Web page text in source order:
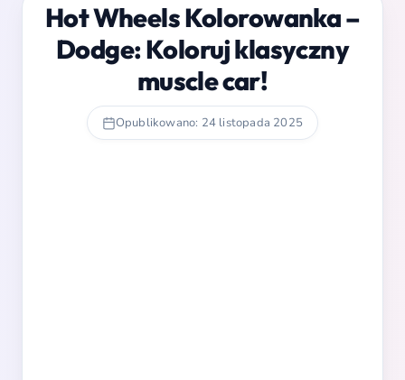
Hot Wheels Kolorowanka –
Dodge: Koloruj klasyczny
muscle car!
Opublikowano: 24 listopada 2025